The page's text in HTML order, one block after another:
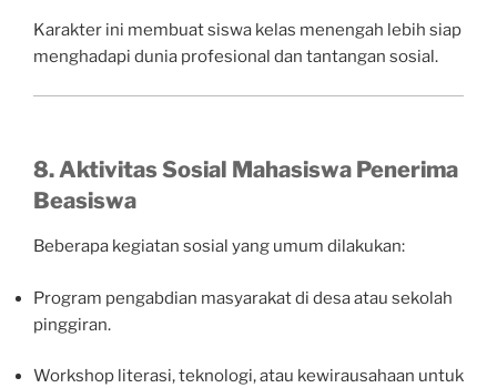
Karakter ini membuat siswa kelas menengah lebih siap
menghadapi dunia profesional dan tantangan sosial.
8. Aktivitas Sosial Mahasiswa Penerima
Beasiswa
Beberapa kegiatan sosial yang umum dilakukan:
Program pengabdian masyarakat di desa atau sekolah
pinggiran.
Workshop literasi, teknologi, atau kewirausahaan untuk